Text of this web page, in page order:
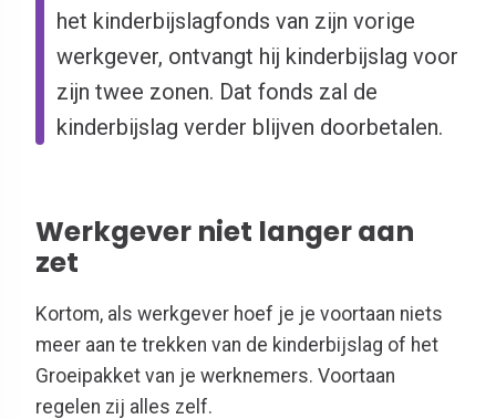
het kinderbijslagfonds van zijn vorige
werkgever, ontvangt hij kinderbijslag voor
zijn twee zonen. Dat fonds zal de
kinderbijslag verder blijven doorbetalen.
Werkgever niet langer aan
zet
Kortom, als werkgever hoef je je voortaan niets
meer aan te trekken van de kinderbijslag of het
Groeipakket van je werknemers. Voortaan
regelen zij alles zelf.